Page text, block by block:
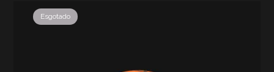
Esgotado